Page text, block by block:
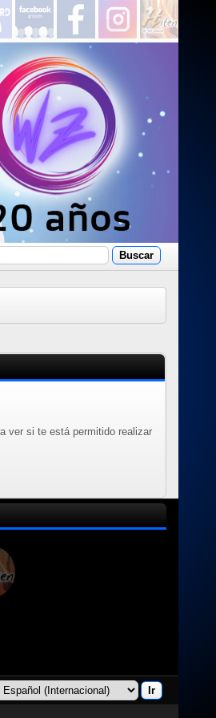
ver si te está permitido realizar